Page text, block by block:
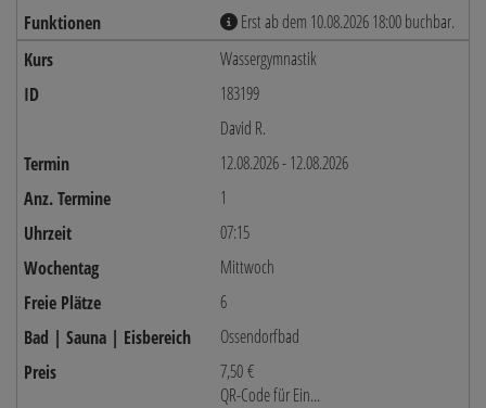
Erst ab dem 10.08.2026 18:00 buchbar.
Wassergymnastik
183199
David R.
12.08.2026 - 12.08.2026
1
07:15
Mittwoch
6
Ossendorfbad
7,50 €
QR-Code für Ein...